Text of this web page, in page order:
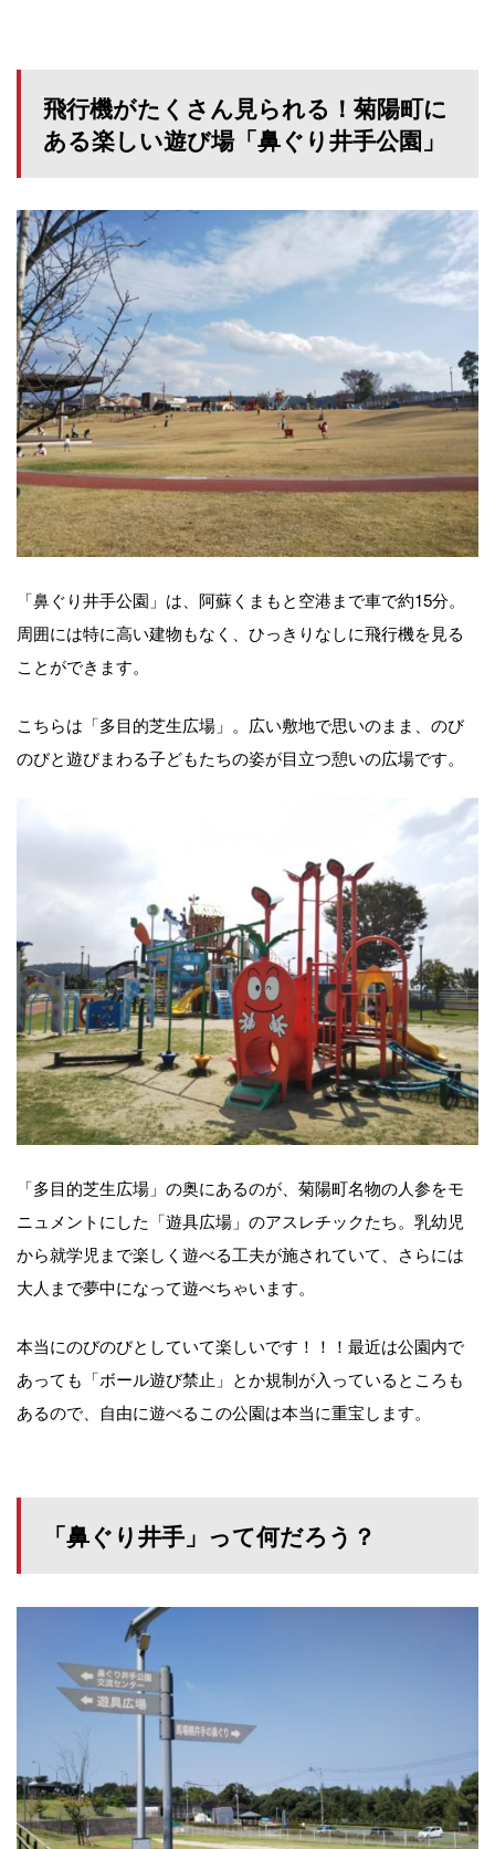
飛行機がたくさん見られる！菊陽町に
ある楽しい遊び場「鼻ぐり井手公園」
「鼻ぐり井手公園」は、阿蘇くまもと空港まで車で約15分。
周囲には特に高い建物もなく、ひっきりなしに飛行機を見る
ことができます。
こちらは「多目的芝生広場」。広い敷地で思いのまま、のび
のびと遊びまわる子どもたちの姿が目立つ憩いの広場です。
「多目的芝生広場」の奥にあるのが、菊陽町名物の人参をモ
ニュメントにした「遊具広場」のアスレチックたち。乳幼児
から就学児まで楽しく遊べる工夫が施されていて、さらには
大人まで夢中になって遊べちゃいます。
本当にのびのびとしていて楽しいです！！！最近は公園内で
あっても「ボール遊び禁止」とか規制が入っているところも
あるので、自由に遊べるこの公園は本当に重宝します。
「鼻ぐり井手」って何だろう？